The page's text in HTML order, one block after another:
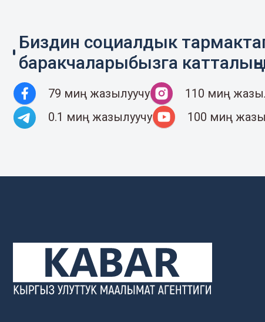
Биздин социалдык
баракчаларыбызга
79 миң жазылуучу
110 миң
0.1 миң жазылуучу
100 миң